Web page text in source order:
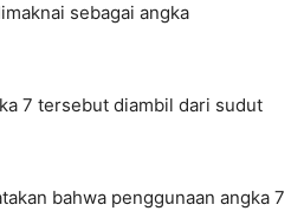
sebagai angka
7 tersebut diambil dari sudut
bahwa penggunaan angka 7